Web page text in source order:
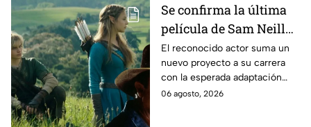
Se confirma la última
película de Sam Neill
antes de morir: esto es
lo que se sabe hasta
ahora
El reconocido actor suma un
nuevo proyecto a su carrera
con la esperada adaptación
cinematográfica del popular
06 agosto, 2026